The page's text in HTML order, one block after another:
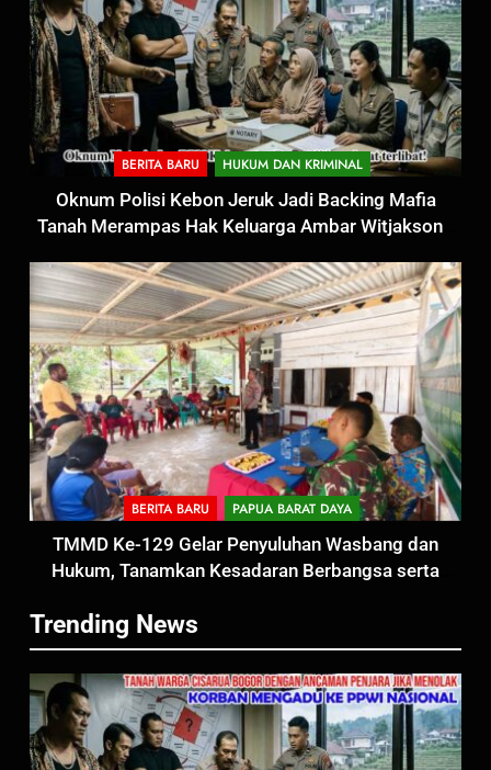
BERITA BARU HUKUM DAN KRIMINAL
Oknum Polisi Kebon Jeruk Jadi Backing Mafia
Tanah Merampas Hak Keluarga Ambar Witjaksono
BERITA BARU PAPUA BARAT DAYA
TMMD Ke-129 Gelar Penyuluhan Wasbang dan
Hukum, Tanamkan Kesadaran Berbangsa serta
Trending News
5
Perkuat Sinergitas Ulama dan
Umara Melalui Program Rabu
6
Menjelang HUT ke-23,
Masyarakat Pribumi Palang
Tugu Sejarah Trikora
Teminabuan
BERITA BARU PAPUA BARAT DAYA